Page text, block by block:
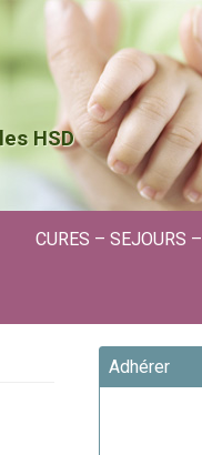
HSD
CURES – SEJOURS
Adhérer